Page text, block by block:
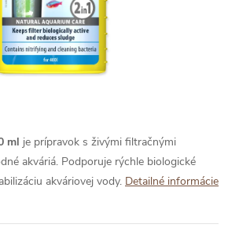
ml je prípravok s živými filtračnými
akváriá. Podporuje rýchle biologické
akváriovej vody. Detailné informácie